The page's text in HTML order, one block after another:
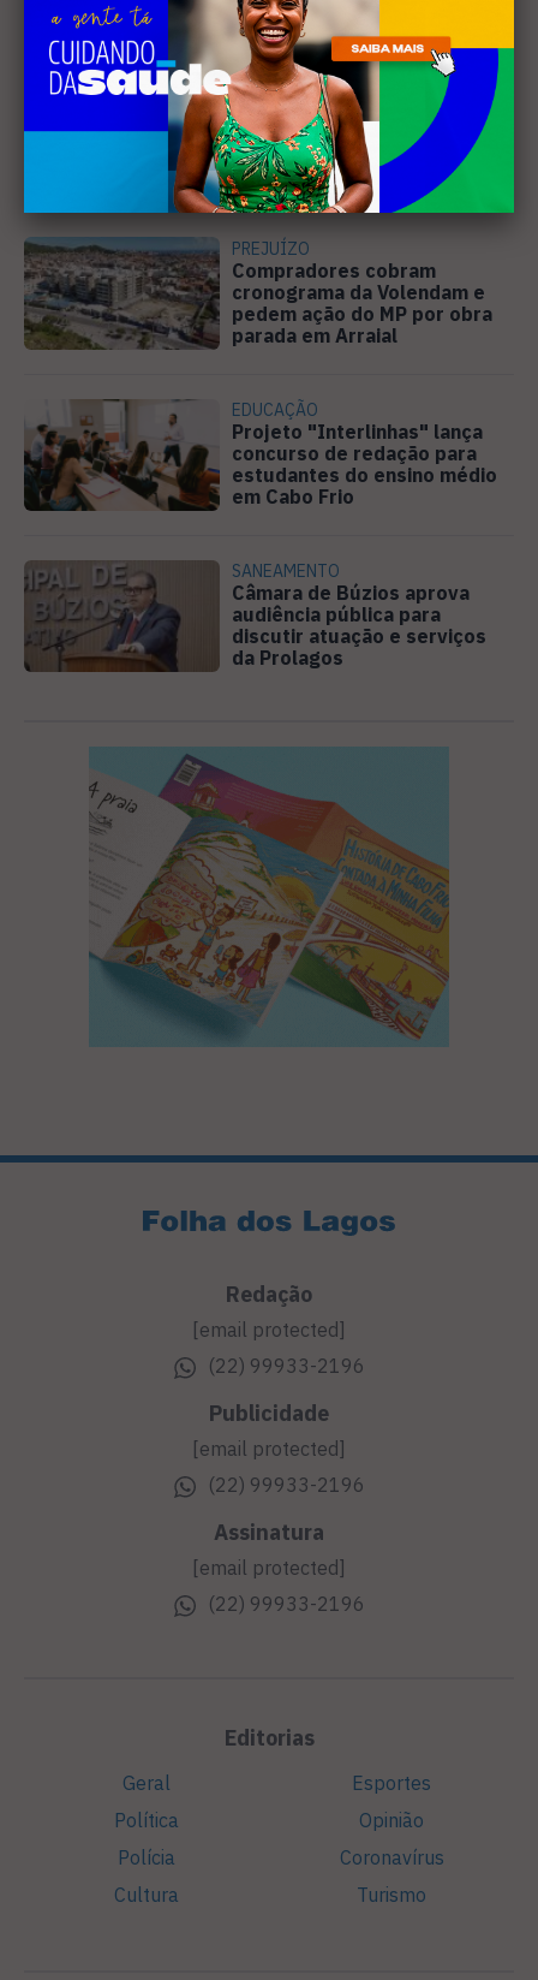
MÚSICA
Banda cabo-friense
Spectrummm apresenta
músicas inéditas no Diveneta
Moto Fest neste sábado (8)
PREJUÍZO
Compradores cobram
cronograma da Volendam e
pedem ação do MP por obra
parada em Arraial
EDUCAÇÃO
Projeto "Interlinhas" lança
concurso de redação para
estudantes do ensino médio
em Cabo Frio
SANEAMENTO
Câmara de Búzios aprova
audiência pública para
discutir atuação e serviços
da Prolagos
Redação
[email protected]
(22) 99933-2196
Publicidade
[email protected]
(22) 99933-2196
Assinatura
[email protected]
(22) 99933-2196
Editorias
Geral
Política
Polícia
Cultura
Esportes
Opinião
Coronavírus
Turismo